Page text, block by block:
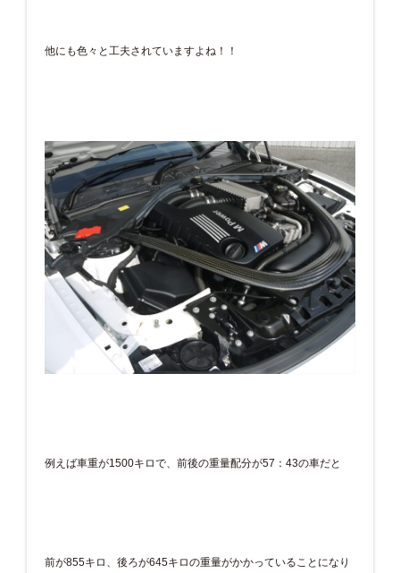
他にも色々と工夫されていますよね！！
例えば車重が1500キロで、前後の重量配分が57：43の車だと
前が855キロ、後ろが645キロの重量がかかっていることになり